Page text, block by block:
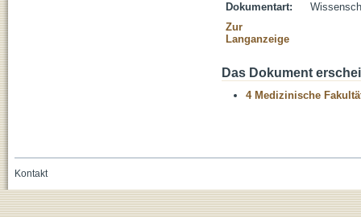
Dokumentart:
Zur
Langanzeige
Das Dokument
4 Medizinische
Kontakt